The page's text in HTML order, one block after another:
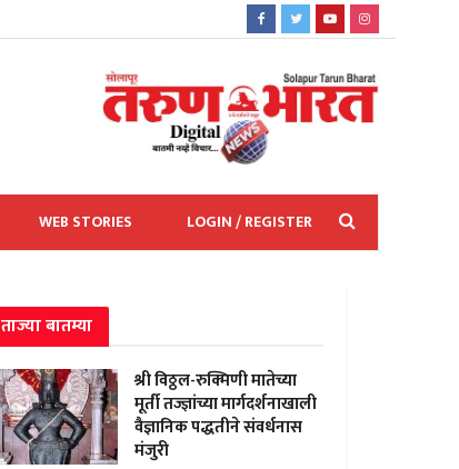
WEB STORIES LOGIN / REGISTER
ताज्या बातम्या
श्री विठ्ठल-रुक्मिणी मातेच्या
मूर्ती तज्ज्ञांच्या मार्गदर्शनाखाली
वैज्ञानिक पद्धतीने संवर्धनास
मंजुरी